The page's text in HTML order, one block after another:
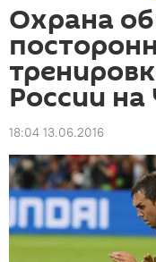
Охрана
России на
18:04 13.06.2016